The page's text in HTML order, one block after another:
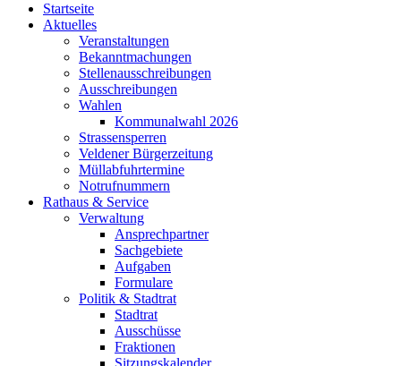
Startseite
Aktuelles
Veranstaltungen
Bekanntmachungen
Stellenausschreibungen
Ausschreibungen
Wahlen
Kommunalwahl 2026
Strassensperren
Veldener Bürgerzeitung
Müllabfuhrtermine
Notrufnummern
Rathaus & Service
Verwaltung
Ansprechpartner
Sachgebiete
Aufgaben
Formulare
Politik & Stadtrat
Stadtrat
Ausschüsse
Fraktionen
Sitzungskalender